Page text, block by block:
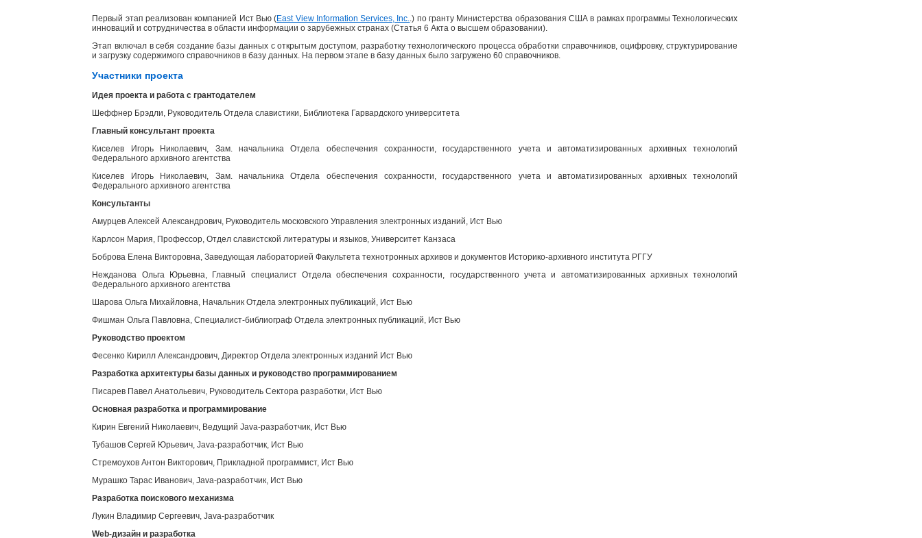
Первый этап реализован компанией Ист Вью (East View Information Services, Inc. .) по гранту Министерства образования США в рамках программы Технологических
инноваций и сотрудничества в области информации о зарубежных странах (Статья 6 Акта о высшем образовании).
Этап включал в себя создание базы данных с открытым доступом, разработку технологического процесса обработки справочников, оцифровку, структурирование
и загрузку содержимого справочников в базу данных. На первом этапе в базу данных было загружено 60 справочников.
Участники проекта
Идея проекта и работа с грантодателем
Шеффнер Брэдли, Руководитель Отдела славистики, Библиотека Гарвардского университета
Главный консультант проекта
Киселев Игорь Николаевич, Зам. начальника Отдела обеспечения сохранности, государственного учета и автоматизированных архивных технологий
Федерального архивного агентства
Киселев Игорь Николаевич, Зам. начальника Отдела обеспечения сохранности, государственного учета и автоматизированных архивных технологий
Федерального архивного агентства
Консультанты
Амурцев Алексей Александрович, Руководитель московского Управления электронных изданий, Ист Вью
Карлсон Мария, Профессор, Отдел славистской литературы и языков, Университет Канзаса
Боброва Елена Викторовна, Заведующая лабораторией Факультета технотронных архивов и документов Историко-архивного института РГГУ
Нежданова Ольга Юрьевна, Главный специалист Отдела обеспечения сохранности, государственного учета и автоматизированных архивных технологий
Федерального архивного агентства
Шарова Ольга Михайловна, Начальник Отдела электронных публикаций, Ист Вью
Фишман Ольга Павловна, Специалист-библиограф Отдела электронных публикаций, Ист Вью
Руководство проектом
Фесенко Кирилл Александрович, Директор Отдела электронных изданий Ист Вью
Разработка архитектуры базы данных и руководство программированием
Писарев Павел Анатольевич, Руководитель Сектора разработки, Ист Вью
Основная разработка и программирование
Кирин Евгений Николаевич, Ведущий Java-разработчик, Ист Вью
Тубашов Сергей Юрьевич, Java-разработчик, Ист Вью
Стремоухов Антон Викторович, Прикладной программист, Ист Вью
Мурашко Тарас Иванович, Java-разработчик, Ист Вью
Разработка поискового механизма
Лукин Владимир Сергеевич, Java-разработчик
Web-дизайн и разработка